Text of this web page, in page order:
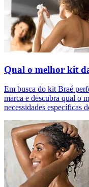
Qual o melhor kit
Em busca do kit Braé
marca e descubra qual o
necessidades específicas